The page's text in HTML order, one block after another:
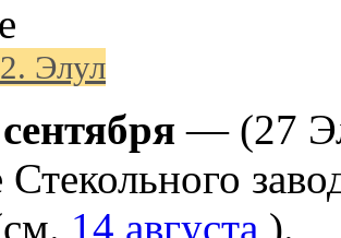
Элул
— (27
Стекольного
14 августа ).